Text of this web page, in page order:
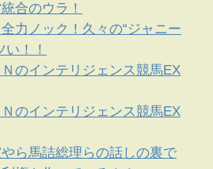
合のウラ！
力ノック！久々の“ジャニー
い！！
Ｎのインテリジェンス競馬EX
Ｎのインテリジェンス競馬EX
ら馬詰総理らの話しの裏で